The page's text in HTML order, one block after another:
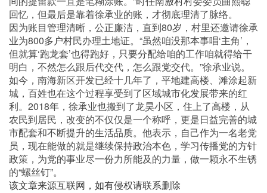
回忆，但最后是靠着徐承业的账，才彻底理清了脉络。
因为账目管理清晰，公正廉洁，直到80岁，村里还邀请徐承
业为800多户村民办理土地证。“虽然咱没那本事唱‘主角’，
但就算‘跑龙套’也得跑好，只要分配给咱的工作咱就得给干
明白，不然怎么跟后代交代，怎么跟党交代。”徐承业说。
如今，南海新区开发已经十几年了，平地建高楼、滩涂起新
城，百姓也在这个过程享受到了区域城市化发展带来的红
利。2018年，徐承业也搬到了龙昊小区，住上了高楼，从
农民到居民，改变的不仅仅是一个称呼，更是日益完善的城
市配套和不断提升的生活品质。他表示，自己作为一名老党
员，现在能做的就是继续保持政治本色，学习传播党的方针
政策，为党的事业尽一份力所能及的力量，做一颗永不生锈
的“螺丝钉”。
该文章来源互联网，如有侵权请联系删除